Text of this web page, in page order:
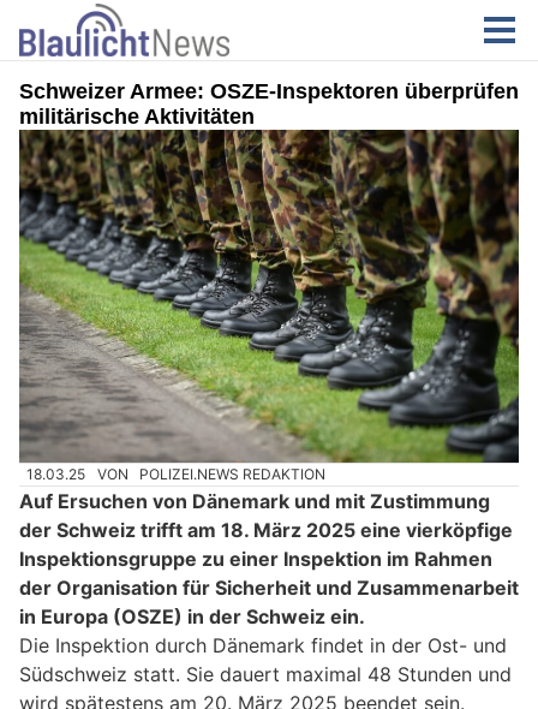
Schweizer Armee: OSZE-Inspektoren überprüfen
militärische Aktivitäten
18.03.25 VON POLIZEI.NEWS REDAKTION
Auf Ersuchen von Dänemark und mit Zustimmung
der Schweiz trifft am 18. März 2025 eine vierköpfige
Inspektionsgruppe zu einer Inspektion im Rahmen
der Organisation für Sicherheit und Zusammenarbeit
in Europa (OSZE) in der Schweiz ein.
Die Inspektion durch Dänemark findet in der Ost- und
Südschweiz statt. Sie dauert maximal 48 Stunden und
wird spätestens am 20. März 2025 beendet sein.